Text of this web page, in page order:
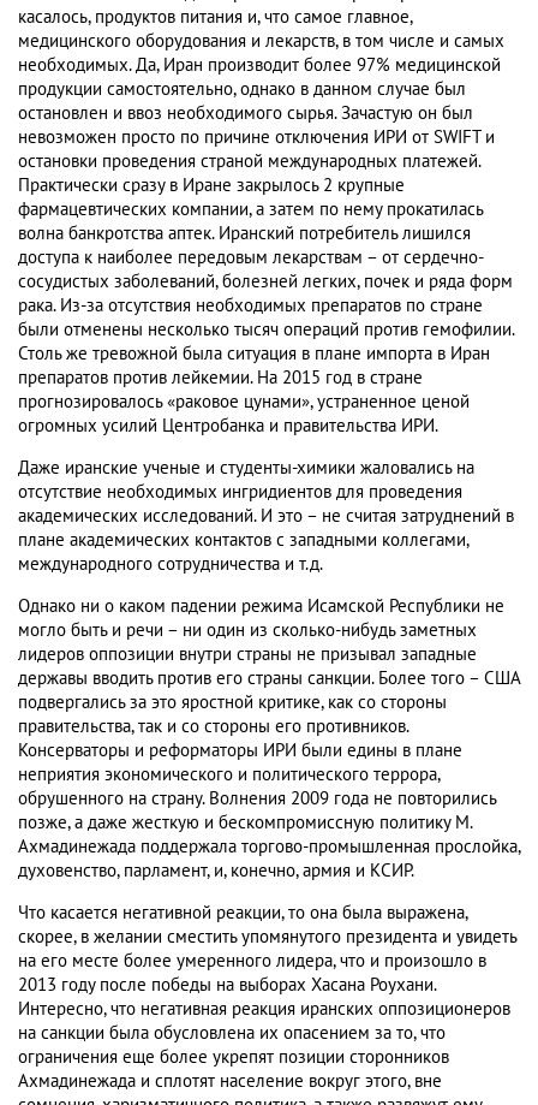
касалось, продуктов питания и, что самое главное,
медицинского оборудования и лекарств, в том числе и самых
необходимых. Да, Иран производит более 97% медицинской
продукции самостоятельно, однако в данном случае был
остановлен и ввоз необходимого сырья. Зачастую он был
невозможен просто по причине отключения ИРИ от SWIFT и
остановки проведения страной международных платежей.
Практически сразу в Иране закрылось 2 крупные
фармацевтических компании, а затем по нему прокатилась
волна банкротства аптек. Иранский потребитель лишился
доступа к наиболее передовым лекарствам – от сердечно-
сосудистых заболеваний, болезней легких, почек и ряда форм
рака. Из-за отсутствия необходимых препаратов по стране
были отменены несколько тысяч операций против гемофилии.
Столь же тревожной была ситуация в плане импорта в Иран
препаратов против лейкемии. На 2015 год в стране
прогнозировалось «раковое цунами», устраненное ценой
огромных усилий Центробанка и правительства ИРИ.
Даже иранские ученые и студенты-химики жаловались на
отсутствие необходимых ингридиентов для проведения
академических исследований. И это – не считая затруднений в
плане академических контактов с западными коллегами,
международного сотрудничества и т.д.
Однако ни о каком падении режима Исамской Республики не
могло быть и речи – ни один из сколько-нибудь заметных
лидеров оппозиции внутри страны не призывал западные
державы вводить против его страны санкции. Более того – США
подвергались за это яростной критике, как со стороны
правительства, так и со стороны его противников.
Консерваторы и реформаторы ИРИ были едины в плане
неприятия экономического и политического террора,
обрушенного на страну. Волнения 2009 года не повторились
позже, а даже жесткую и бескомпромиссную политику М.
Ахмадинежада поддержала торгово-промышленная прослойка,
духовенство, парламент, и, конечно, армия и КСИР.
Что касается негативной реакции, то она была выражена,
скорее, в желании сместить упомянутого президента и увидеть
на его месте более умеренного лидера, что и произошло в
2013 году после победы на выборах Хасана Роухани.
Интересно, что негативная реакция иранских оппозиционеров
на санкции была обусловлена их опасением за то, что
ограничения еще более укрепят позиции сторонников
Ахмадинежада и сплотят население вокруг этого, вне